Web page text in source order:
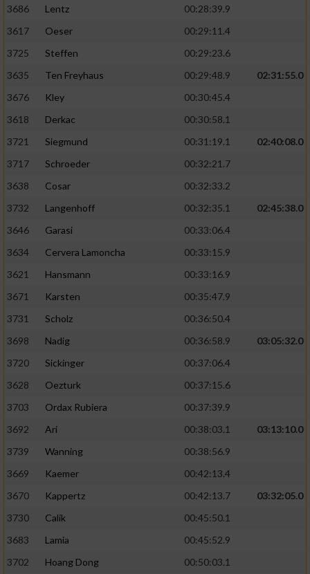
3686
Lentz
00:28:39.9
3617
Oeser
00:29:11.4
3725
Steffen
00:29:23.6
3635
Ten Freyhaus 00:29:48.9
02:31:55.0
3676
Kley
00:30:45.4
3618
Derkac
00:30:58.1
3721
Siegmund 00:31:19.1
02:40:08.0
3717
Schroeder
00:32:21.7
3638
Cosar
00:32:33.2
3732
Langenhoff 00:32:35.1
02:45:38.0
3646
Garasi
00:33:06.4
3634
Cervera Lamoncha
00:33:15.9
3621
Hansmann
00:33:16.9
3671
Karsten
00:35:47.9
3731
Scholz
00:36:50.4
3698
Nadig 00:36:58.9
03:05:32.0
3720
Sickinger
00:37:06.4
3628
Oezturk
00:37:15.6
3703
Ordax Rubiera
00:37:39.9
3692
Ari 00:38:03.1
03:13:10.0
3739
Wanning
00:38:56.9
3669
Kaemer
00:42:13.4
3670
Kappertz 00:42:13.7
03:32:05.0
3730
Calik
00:45:50.1
3683
Lamia
00:45:52.9
3702
Hoang Dong 00:50:03.1